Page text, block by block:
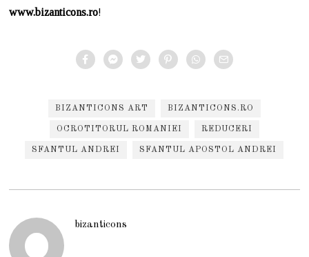
www.bizanticons.ro!
BIZANTICONS ART BIZANTICONS.RO
OCROTITORUL ROMANIEI REDUCERI
SFANTUL ANDREI SFANTUL APOSTOL ANDREI
bizanticons